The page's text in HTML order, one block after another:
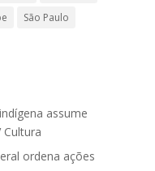
São Paulo
assume
ordena ações